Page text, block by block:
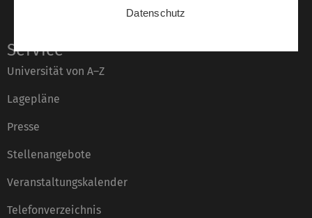
Service
Universität von A–Z
Lagepläne
Presse
Stellenangebote
Veranstaltungskalender
Telefonverzeichnis
Datenschutz